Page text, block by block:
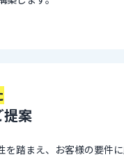
提案
踏まえ、お客様の要件